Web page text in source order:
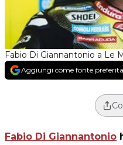
Fabio Di Giannantonio a Le
Aggiungi come fonte
Fabio Di Giannantonio